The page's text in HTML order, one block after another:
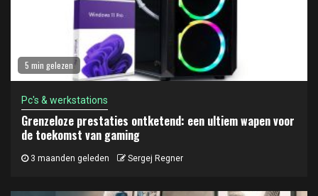
5 min gelezen
Pc's & werkstations
Grenzeloze prestaties ontketend: een ultiem wapen voor
de toekomst van gaming
3 maanden geleden Sergej Regner